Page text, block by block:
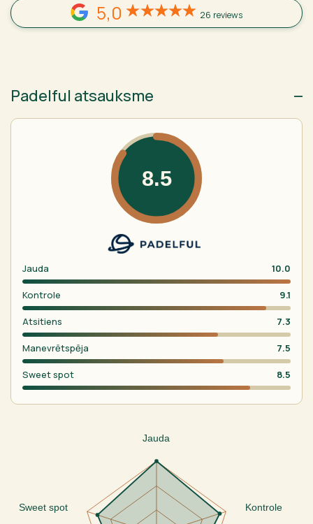
5,0 26 reviews
Padelful atsauksme
8.5
Jauda 10.0
Kontrole 9.1
Atsitiens 7.3
Manevrētspēja 7.5
Sweet spot 8.5
Jauda
Kontrole
Sweet spot